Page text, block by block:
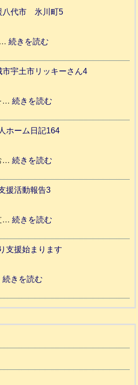
八代市 氷川町5
…続きを読む
和
年
本
援
市
氷
宇土市リッキーさん4
…続きを読む
和
城
市
市
ッ
さ
ホーム日記164
…続きを読む
ト
人
記
援活動報告3
…続きを読む
和
支援始まります
続きを読む
災
ト